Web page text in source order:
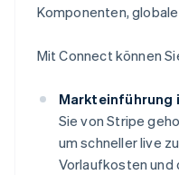
Komponenten,
Mit Connect können
Markteinführung
Sie von Stripe
um schneller live
Vorlaufkosten und